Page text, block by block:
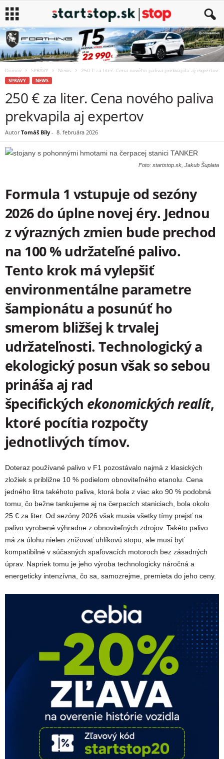
Domov SPRÁVY News 250 € za liter. Cena nového paliva prekvapila aj expertov
SPRÁVY NEWS
250 € za liter. Cena nového paliva
prekvapila aj expertov
Autor Tomáš Bíly - 8. februára 2026
Foto: startstop.sk, Jakub Šuplata
Formula 1 vstupuje od sezóny
2026 do úplne novej éry. Jednou
z výrazných zmien bude prechod
na 100 % udržateľné palivo.
Tento krok má vylepšiť
environmentálne parametre
šampionátu a posunúť ho
smerom bližšej k trvalej
udržateľnosti. Technologický a
ekologický posun však so sebou
prináša aj rad
špecifických ekonomických realít,
ktoré pocítia rozpočty
jednotlivých tímov.
Doteraz používané palivo v F1 pozostávalo najmä z klasických
zložiek s približne 10 % podielom obnoviteľného etanolu. Cena
jedného litra takéhoto paliva, ktorá bola z viac ako 90 % podobná
tomu, čo bežne tankujeme aj na čerpacích staniciach, bola okolo
25 € za liter. Od sezóny 2026 však musia všetky tímy prejsť na
palivo vyrobené výhradne z obnoviteľných zdrojov. Takéto palivo
má za úlohu nielen znižovať uhlíkovú stopu, ale musí byť
kompatibilné v súčasných spaľovacích motoroch bez zásadných
úprav. Napriek tomu je jeho výroba technologicky náročná a
energeticky intenzívna, čo sa, samozrejme, premieta do jeho ceny.